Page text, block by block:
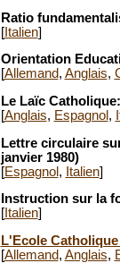
Ratio
[Italien]
Orientation
[Allemand, Anglais,
Le Laïc
[Anglais, Espagnol ,
Lettre circulaire
janvier 1980)
[Espagnol, Italien]
Instruction sur la
[Italien]
L'Ecole
[Allemand, Anglais,